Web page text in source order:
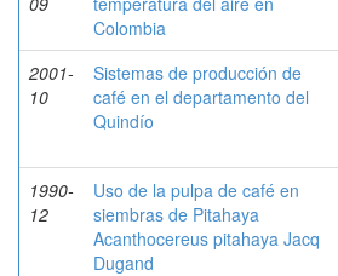
Colombia
2001-
10
Sistemas de producción de
café en el departamento del
Quindío
1990-
12
Uso de la pulpa de café en
siembras de Pitahaya
Acanthocereus pitahaya Jacq
Dugand